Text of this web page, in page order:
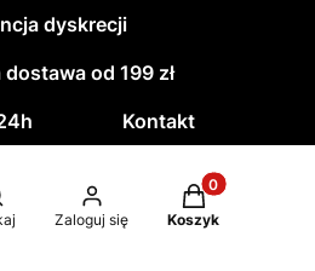
dyskrecji
od 199 zł
Kontakt
wyszukiwarkę
Zaloguj się
Produkty w
Koszyk